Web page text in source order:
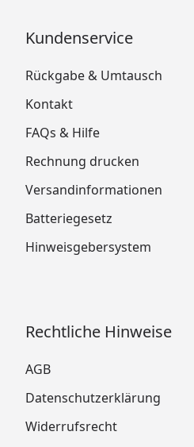
Kundenservice
Rückgabe & Umtausch
Kontakt
FAQs & Hilfe
Rechnung drucken
Versandinformationen
Batteriegesetz
Hinweisgebersystem
Rechtliche Hinweise
AGB
Datenschutzerklärung
Widerrufsrecht